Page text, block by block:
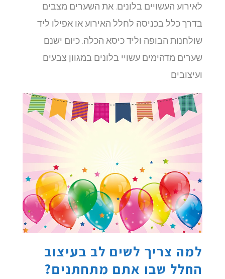
לאירוע העשויים בלונים. את השערים מצבים
בדרך כלל בכניסה לחלל האירוע או אפילו ליד
שולחנות הבופה וליד כיסא הכלה. כיום ישנם
שערים מדהימים עשויי בלונים במגוון צבעים
ועיצובים.
למה צריך לשים לב בעיצוב
החלל שבו אתם מתחתנים?